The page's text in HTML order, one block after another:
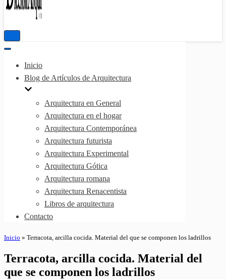
Menú
Menú
navegación
Inicio
Blog de Artículos de Arquitectura
Arquitectura en General
Arquitectura en el hogar
Arquitectura Contemporánea
Arquitectura futurista
Arquitectura Experimental
Arquitectura Gótica
Arquitectura romana
Arquitectura Renacentista
Libros de arquitectura
Contacto
Inicio » Terracota, arcilla cocida. Material del que se componen los ladrillos
Terracota, arcilla cocida. Material del
que se componen los ladrillos